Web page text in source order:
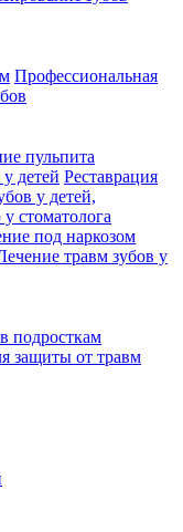
Профессиональная
пульпита
детей Реставрация
у детей,
стоматолога
под наркозом
травм зубов у
подросткам
защиты от травм